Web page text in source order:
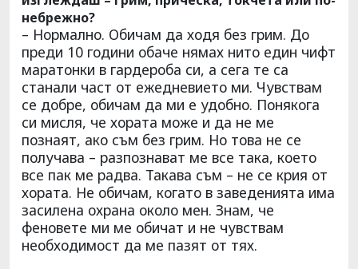
небрежно?
– Нормално. Обичам да ходя без грим. До
преди 10 години обаче нямах нито един чифт
маратонки в гардероба си, а сега те са
станали част от ежедневието ми. Чувствам
се добре, обичам да ми е удобно. Понякога
си мисля, че хората може и да не ме
познаят, ако съм без грим. Но това не се
получава – разпознават ме все така, което
все пак ме радва. Такава съм – не се крия от
хората. Не обичам, когато в заведенията има
засилена охрана около мен. Знам, че
феновете ми ме обичат и не чувствам
необходимост да ме пазят от тях.